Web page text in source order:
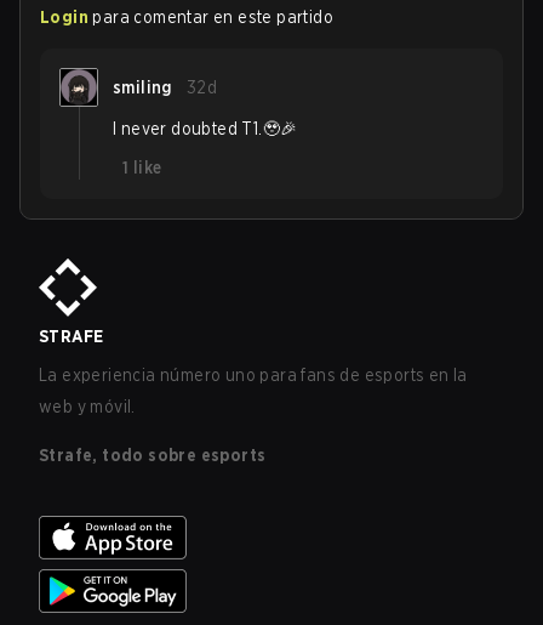
Login para comentar en este partido
smiling 32d
I never doubted T1.🥹🎉
1
like
STRAFE
La experiencia número uno para fans de esports en la
web y móvil.
Strafe, todo sobre esports